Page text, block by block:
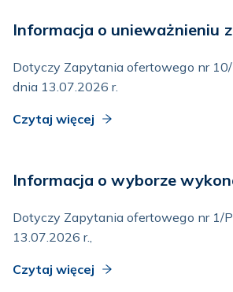
Informacja o unieważnieniu
Dotyczy Zapytania ofertowego nr
dnia 13.07.2026 r.
Czytaj więcej
Informacja o wyborze
Dotyczy Zapytania ofertowego nr 1/
13.07.2026 r.,
Czytaj więcej